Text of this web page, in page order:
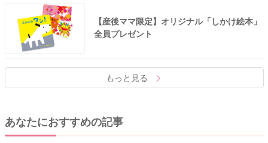
【産後ママ限定】オリジナル「しかけ絵本」
全員プレゼント
もっと見る
あなたにおすすめの記事